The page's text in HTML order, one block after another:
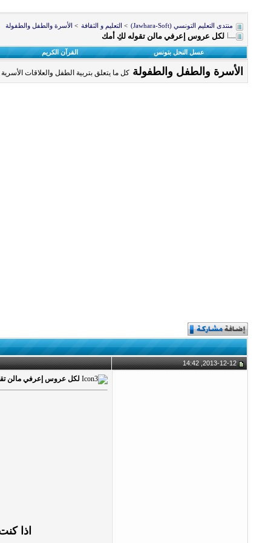
منتدى التعليم التونسي (Jawhara-Soft) > التعليم و الثقافة > الأسرة والطفل والطفولة
لكل عروس إعرفي مالن تقوله لكِ أمك
عسل النحل بتونس القرآن الكريم
الأسرة والطفل والطفولة كل ما يتعلق بتربية الطفل والعلاقات
2013-12-12, 14:42
لكل عروس إعرفي مالن
اذا